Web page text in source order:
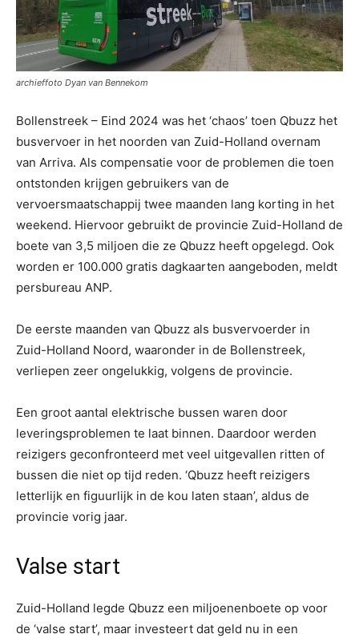
archieffoto Dyan van Bennekom
Bollenstreek – Eind 2024 was het ‘chaos’ toen Qbuzz het
busvervoer in het noorden van Zuid-Holland overnam
van Arriva. Als compensatie voor de problemen die toen
ontstonden krijgen gebruikers van de
vervoersmaatschappij twee maanden lang korting in het
weekend. Hiervoor gebruikt de provincie Zuid-Holland de
boete van 3,5 miljoen die ze Qbuzz heeft opgelegd. Ook
worden er 100.000 gratis dagkaarten aangeboden, meldt
persbureau ANP.
De eerste maanden van Qbuzz als busvervoerder in
Zuid-Holland Noord, waaronder in de Bollenstreek,
verliepen zeer ongelukkig, volgens de provincie.
Een groot aantal elektrische bussen waren door
leveringsproblemen te laat binnen. Daardoor werden
reizigers geconfronteerd met veel uitgevallen ritten of
bussen die niet op tijd reden. ‘Qbuzz heeft reizigers
letterlijk en figuurlijk in de kou laten staan’, aldus de
provincie vorig jaar.
Valse start
Zuid-Holland legde Qbuzz een miljoenenboete op voor
de ‘valse start’, maar investeert dat geld nu in een